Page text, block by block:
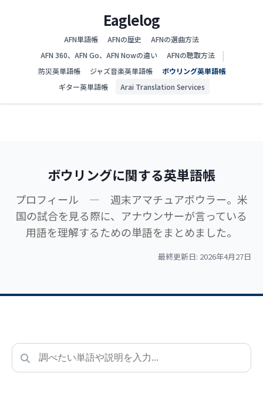
Eaglelog
AFN単語帳 AFNの歴史
AFNの選曲方法
AFN 360、AFN Go、AFN Nowの違い
AFNの聴取方法 |
防災英単語帳 ジャズ音楽英単語帳
ボウリング英単語帳
ギター英単語帳
Arai Translation Services
ボウリングに関する英単語帳
プロフィール — 週末アマチュアボウラー。米
国の試合を見る際に、アナウンサーが言っている
用語を理解するための単語をまとめました。
最終更新日: 2026年4月27日